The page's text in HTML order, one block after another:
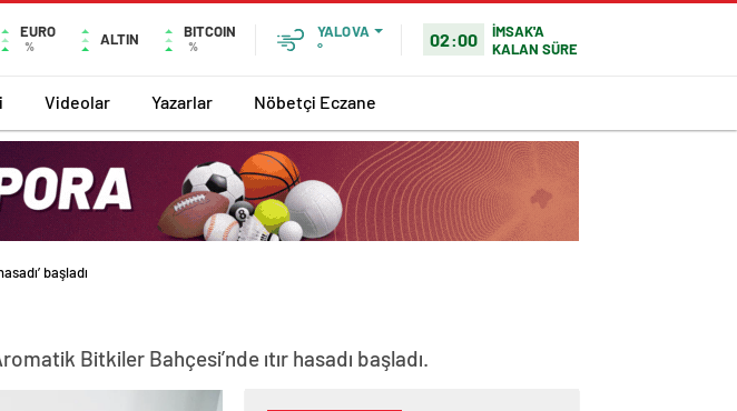
EURO
% ALTIN BITCOIN
%
YALOVA
°
02:00
İMSAK'A
KALAN SÜRE
Videolar Yazarlar Nöbetçi Eczane
başladı
Bitkiler Bahçesi’nde ıtır hasadı başladı.